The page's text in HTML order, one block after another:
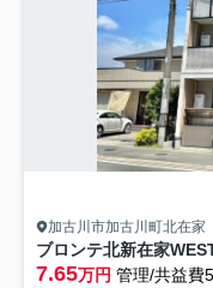
加古川市加古川町北在家
ブロンテ北新在家
7.65万円 管理/共益費